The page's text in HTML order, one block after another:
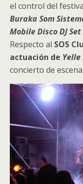
el control del
Buraka Som
Mobile Disco DJ Set
Respecto al SOS
actuación de Yelle
concierto de